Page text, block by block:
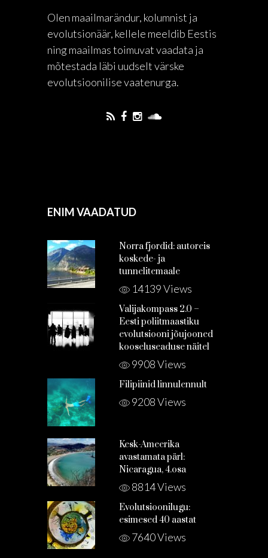
Olen maailmarändur, kolumnist ja
evolutsionäär, kellele meeldib Eestis
ning maailmas toimuvat vaadata ja
mõtestada läbi uudselt värske
evolutsioonilise vaatenurga.
ENIM VAADATUD
Norra fjordid: autoreis
koskede- ja
tunnelitemaale
14139 Views
Valijakompass 2.0 –
Eesti poliitmaastiku
evolutsiooni jõujooned
kooseluseaduse näitel
9908 Views
Filipiinid linnulennult
9208 Views
Kesk-Ameerika
avastamata pärl:
Nicaragua, 4.osa
8814 Views
Evolutsioonilugu:
esimesed 40 aastat
7640 Views